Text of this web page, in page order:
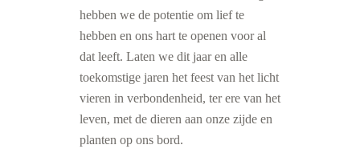
hebben we de potentie om lief te
hebben en ons hart te openen voor al
dat leeft. Laten we dit jaar en alle
toekomstige jaren het feest van het licht
vieren in verbondenheid, ter ere van het
leven, met de dieren aan onze zijde en
planten op ons bord.